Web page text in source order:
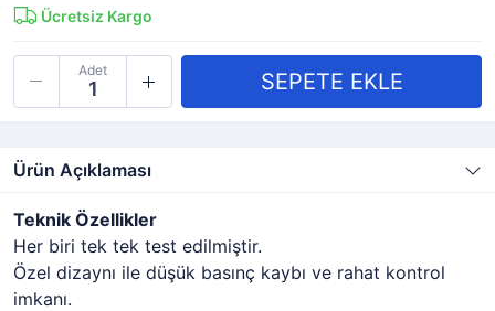
Ücretsiz Kargo
Adet
Ürün Açıklaması
Teknik Özellikler
Her biri tek tek test edilmiştir.
Özel dizaynı ile düşük basınç kaybı ve rahat kontrol
imkanı.